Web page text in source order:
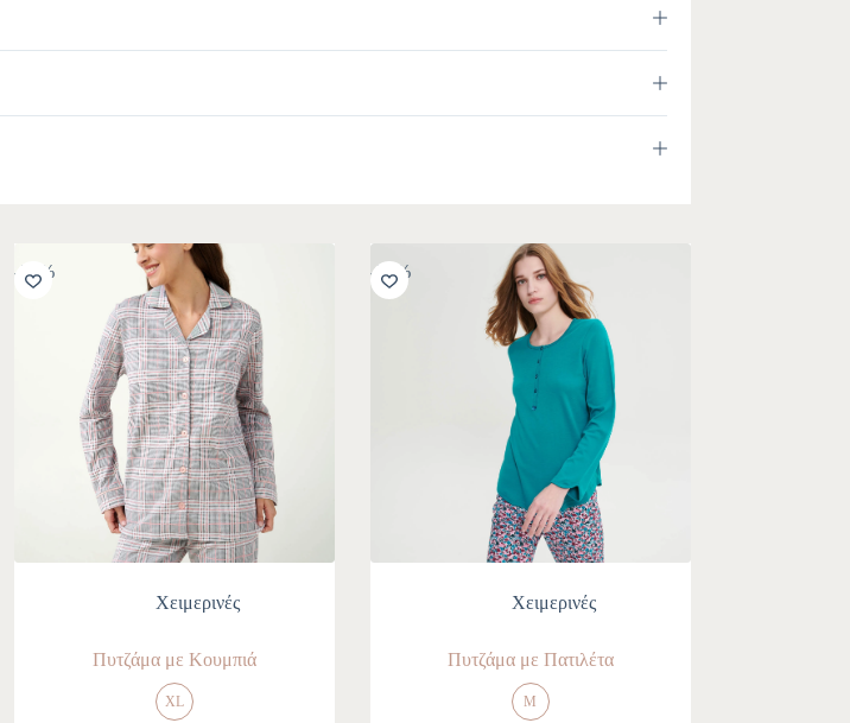
-30%
Χειμερινές
Πυτζάμα με Κουμπιά
XL
-30%
Χειμερινές
Πυτζάμα με Πατιλέτα
M